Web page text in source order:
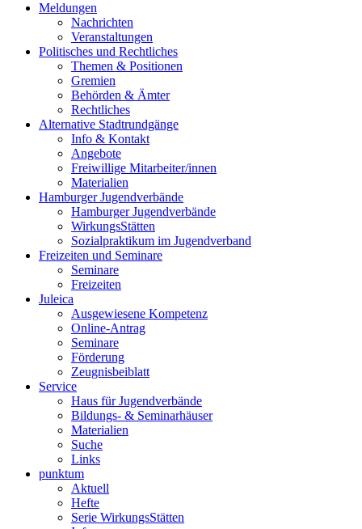
Meldungen
Nachrichten
Veranstaltungen
Politisches und Rechtliches
Themen & Positionen
Gremien
Behörden & Ämter
Rechtliches
Alternative Stadtrundgänge
Info & Kontakt
Angebote
Freiwillige Mitarbeiter/innen
Materialien
Hamburger Jugendverbände
Hamburger Jugendverbände
WirkungsStätten
Sozialpraktikum im Jugendverband
Freizeiten und Seminare
Seminare
Freizeiten
Juleica
Ausgewiesene Kompetenz
Online-Antrag
Seminare
Förderung
Zeugnisbeiblatt
Service
Haus für Jugendverbände
Bildungs- & Seminarhäuser
Materialien
Suche
Links
punktum
Aktuell
Hefte
Serie WirkungsStätten